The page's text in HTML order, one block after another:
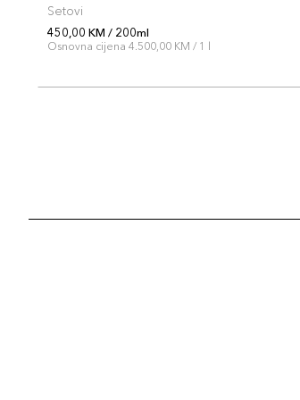
Setovi
450,00 KM / 200ml
Osnovna cijena 4.500,00 KM / 1 l